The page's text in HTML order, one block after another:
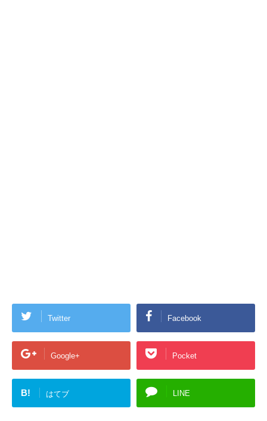
Twitter Facebook
Google+ Pocket
B! はてブ LINE